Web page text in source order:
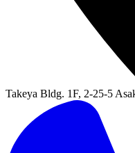
Takeya Bldg. 1F, 2-25-5